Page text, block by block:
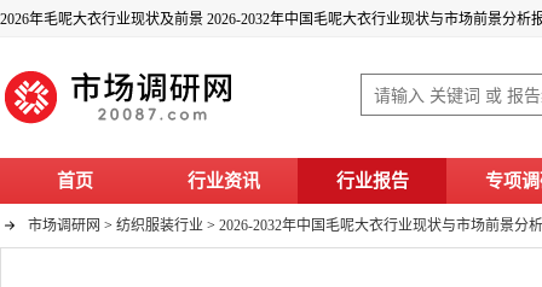
2026年毛呢大衣行业现状及前景 2026-2032年中国毛呢大衣行业现状与市场前景分析
首页 行业资讯 行业报告 专项
市场调研网 > 纺织服装行业 > 2026-2032年中国毛呢大衣行业现状与市场前景分